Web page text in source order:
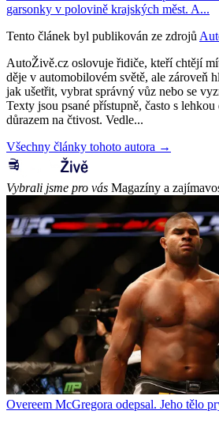
garsonky v polovině krajských měst. A...
Tento článek byl publikován ze zdrojů
AutoŽivě.cz oslovuje řidiče, kteří chtějí
děje v automobilovém světě, ale zároveň
jak ušetřit, vybrat správný vůz nebo se
Texty jsou psané přístupně, často s
důrazem na čtivost. Vedle...
Všechny články tohoto autora →
Vybrali jsme pro vás Magazíny a
Overeem McGregora odepsal. Jeho tělo